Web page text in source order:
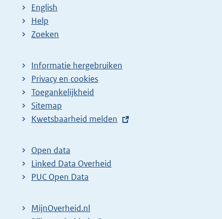
English
Help
Zoeken
Informatie hergebruiken
Privacy en cookies
Toegankelijkheid
Sitemap
E
t
e
r
l
Kwetsbaarheid melden
Open data
Linked Data Overheid
PUC Open Data
MijnOverheid.nl